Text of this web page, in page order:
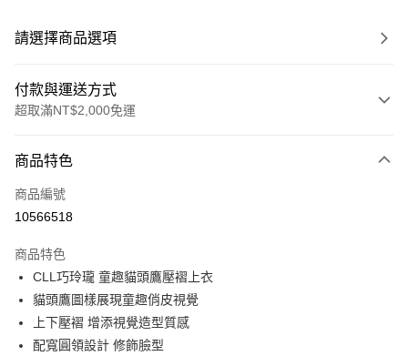
請選擇商品選項
付款與運送方式
超取滿NT$2,000免運
信用卡一次付款
信用卡分期付款
合作金庫商業銀行
華南商業銀行
上海商業儲蓄銀行
國泰世華商業銀行
臺灣中小企業銀行
超商取貨付款
LINE Pay
Apple Pay
商品特色
商品編號
10566518
商品特色
CLL巧玲瓏 童趣貓頭鷹壓褶上衣
貓頭鷹圖樣展現童趣俏皮視覺
上下壓褶 增添視覺造型質感
配寬圓領設計 修飾臉型